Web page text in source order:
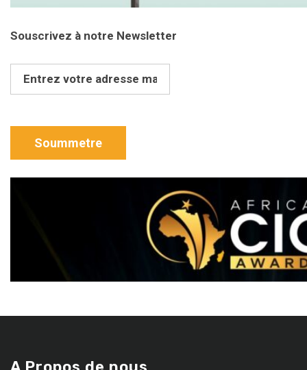
Souscrivez à notre Newsletter